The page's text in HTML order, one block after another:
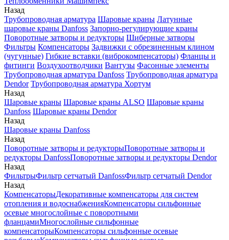
Назад
Трубопроводная арматура Шаровые краны Латунные
шаровые краны Danfoss Запорно-регулирующие краны
Поворотные затворы и редукторы Шиберные затворы
Фильтры Компенсаторы Задвижки с обрезиненным клином
(чугунные) Гибкие вставки (виброкомпенсаторы) Фланцы и
фитинги Воздухоотводчики Вантузы Фасонные элементы
Трубопроводная арматура Danfoss Трубопроводная арматура
Dendor Трубопроводная арматура Хортум
Назад
Шаровые краны Шаровые краны ALSO Шаровые краны
Danfoss Шаровые краны Dendor
Назад
Шаровые краны Danfoss
Назад
Поворотные затворы и редукторыПоворотные затворы и
редукторы DanfossПоворотные затворы и редукторы Dendor
Назад
ФильтрыФильтр сетчатый DanfossФильтр сетчатый Dendor
Назад
КомпенсаторыДекоративные компенсаторы для систем
отопления и водоснабженияКомпенсаторы сильфонные
осевые многослойные с поворотными
фланцамиМногослойные сильфонные
компенсаторыКомпенсаторы сильфонные осевые